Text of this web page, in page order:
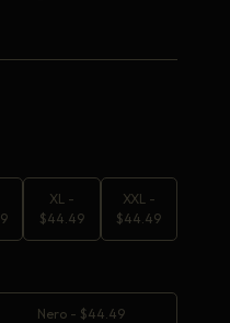
XL -
$44.49
XXL -
$44.49
Nero - $44.49